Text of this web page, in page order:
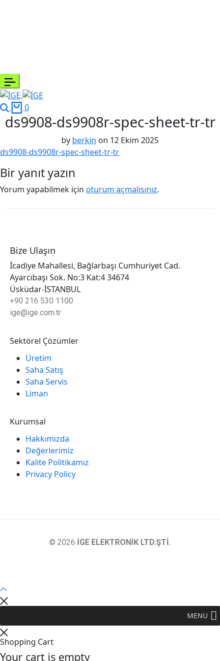
0
ds9908-ds9908r-spec-sheet-tr-tr
by berkin on 12 Ekim 2025
ds9908-ds9908r-spec-sheet-tr-tr
Bir yanıt yazın
Yorum yapabilmek için oturum açmalısınız.
Bize Ulaşın
İcadiye Mahallesi, Bağlarbaşı Cumhuriyet Cad.
Ayarcıbaşı Sok. No:3 Kat:4 34674
Üsküdar-İSTANBUL
+90 216 530 1100
ige@ige.com.tr
Sektörel Çözümler
Üretim
Saha Satış
Saha Servis
Liman
Kurumsal
Hakkımızda
Değerlerimiz
Kalite Politikamız
Privacy Policy
© 2026 İGE ELEKTRONİK LTD.ŞTİ.
MENU
Shopping Cart
Your cart is empty